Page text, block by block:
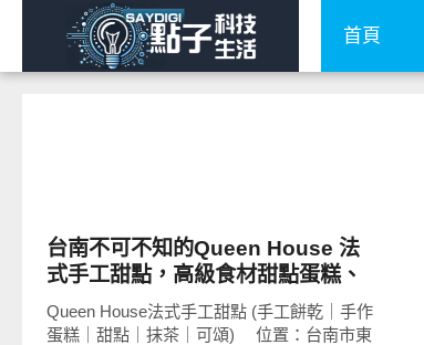
首頁
台南不可不知的Queen House 法
式手工甜點，高級食材甜點蛋糕、
手工餅乾
Queen House法式手工甜點 (手工餅乾｜手作
蛋糕｜甜點｜抹茶｜可頌) 位置：台南市東